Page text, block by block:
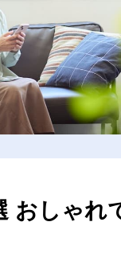
おしゃれ